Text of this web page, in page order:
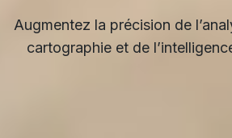
Augmentez la précision de
cartographie et de